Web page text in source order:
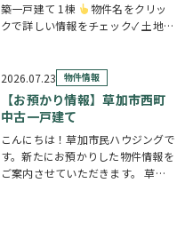
築一戸建て 1棟
物件名をクリッ
クで詳しい情報をチェック✓ 土地
い。長期優良住宅・BELS認定を取
得し、毎日の快適さと省エネ性能を
両立しまし…
2026.07.23 物件情報
【お預かり情報】草加市西町
中古一戸建て
こんにちは！草加市民ハウジングで
す。新たにお預かりした物件情報を
ご案内させていただきます。 草加